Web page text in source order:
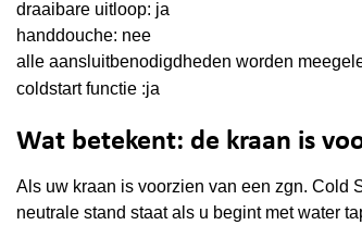
draaibare uitloop: ja
handdouche: nee
alle aansluitbenodigdheden worden
coldstart functie :ja
Wat betekent: de kraan is
Als uw kraan is voorzien van een zgn. Cold
neutrale stand staat als u begint met water